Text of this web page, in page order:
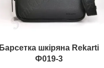
Барсетка шкіряна Rekarti
Ф019-3